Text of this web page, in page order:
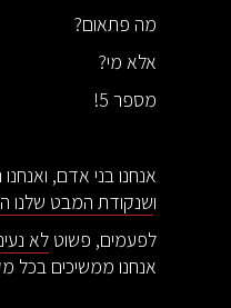
מה פתאום?
אלא מי?
מספר 5!
אנחנו בני אדם,
ושנקודת המבט שלנו
לפעמים, פשוטלא
אנחנו ממשיכים בכל